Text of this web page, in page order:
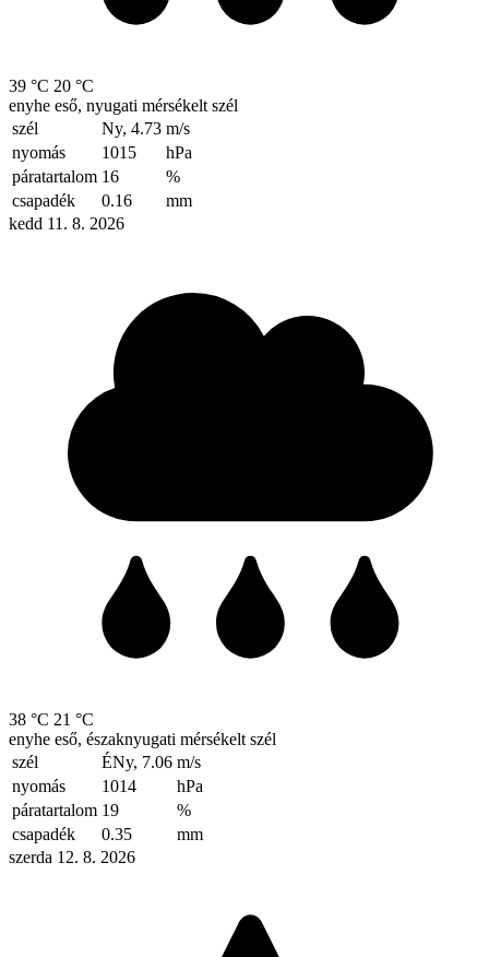
39 °C 20 °C
enyhe eső, nyugati mérsékelt szél
szél
Ny, 4.73 m/s
nyomás
1015
hPa
páratartalom 16
%
csapadék
0.16
mm
kedd 11. 8. 2026
38 °C 21 °C
enyhe eső, északnyugati mérsékelt szél
szél
ÉNy, 7.06 m/s
nyomás
1014
hPa
páratartalom 19
%
csapadék
0.35
mm
szerda 12. 8. 2026